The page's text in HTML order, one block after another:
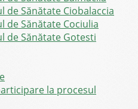
de Sănătate Ciobalaccia
de Sănătate Cociulia
de Sănătate Gotesti
la procesul